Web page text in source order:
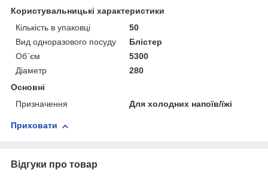
Користувальницькі характеристики
Кількість в упаковці
50
Вид одноразового посуду
Блістер
Об`єм
5300
Діаметр
280
Основні
Призначення
Для холодних напоїв/їжі
Приховати
Відгуки про товар